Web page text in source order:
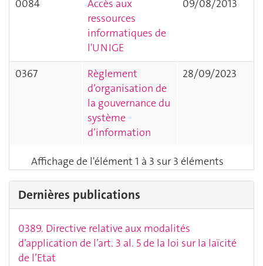
0084
Accès aux
ressources
informatiques de
l'UNIGE
09/08/2013
0367
Règlement
d’organisation de
la gouvernance du
système
d’information
28/09/2023
Affichage de l'élément 1 à 3 sur 3 éléments
Dernières publications
0389. Directive relative aux modalités
d’application de l’art. 3 al. 5 de la loi sur la laïcité
de l’Etat